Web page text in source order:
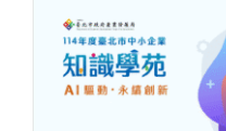
活動紀錄